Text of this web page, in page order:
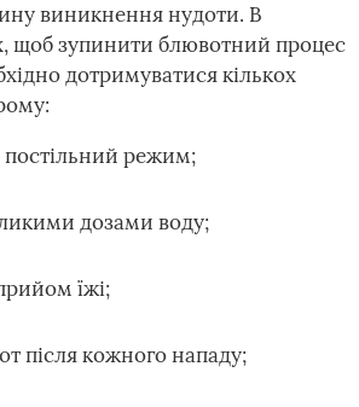
виникнення нудоти. В
щоб зупинити блювотний процес
дотримуватися кількох
постільний режим;
дозами воду;
їжі;
після кожного нападу;